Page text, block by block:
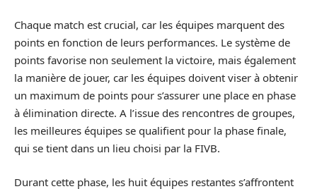
Chaque match est crucial, car les équipes marquent des
points en fonction de leurs performances. Le système de
points favorise non seulement la victoire, mais également
la manière de jouer, car les équipes doivent viser à obtenir
un maximum de points pour s’assurer une place en phase
à élimination directe. A l’issue des rencontres de groupes,
les meilleures équipes se qualifient pour la phase finale,
qui se tient dans un lieu choisi par la FIVB.
Durant cette phase, les huit équipes restantes s’affrontent